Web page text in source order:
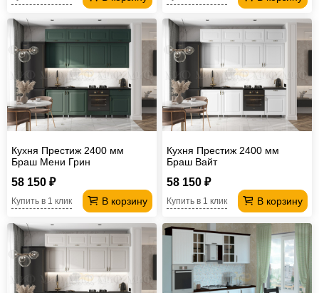
Кухня Престиж 2400 мм
Браш Мени Грин
58 150 ₽
В корзину
Купить в 1 клик
Кухня Престиж 2400 мм
Браш Вайт
58 150 ₽
В корзину
Купить в 1 клик